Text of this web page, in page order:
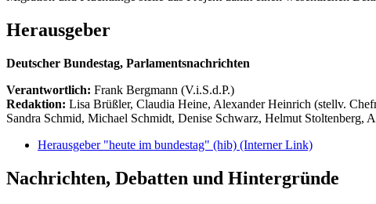
Herausgeber
Deutscher Bundestag, Parlamentsnachrichten
Verantwortlich: Frank Bergmann (V.i.S.d.P.)
Redaktion: Lisa Brüßler, Claudia Heine, Alexander Heinrich (stellv.
Sandra Schmid, Michael Schmidt, Denise Schwarz, Helmut Stoltenberg,
Herausgeber "heute im bundestag" (hib) (Interner Link)
Nachrichten, Debatten und Hintergründe